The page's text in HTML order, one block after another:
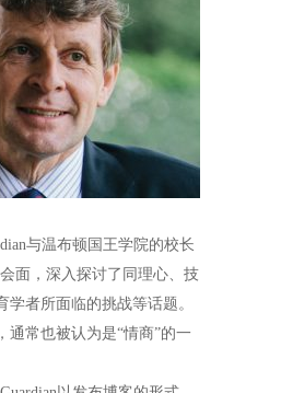
与温布顿国王学院的校长
面，深入探讨了同理心、技
学者所面临的挑战等话题。
通常也被认为是“情商”的一